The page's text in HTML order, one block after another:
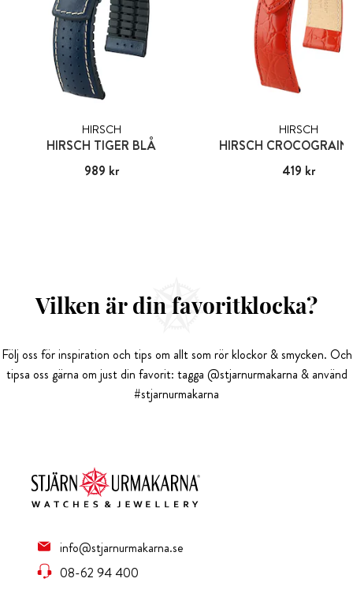
HIRSCH
HIRSCH TIGER BLÅ
Pris:989 kr
989 kr
HIRSCH
HIRSCH CROCOGRAIN
Pris:419 kr
419 kr
Vilken är din favoritklocka?
Följ oss för inspiration och tips om allt som rör klockor & smycken. Och
tipsa oss gärna om just din favorit: tagga @stjarnurmakarna & använd
#stjarnurmakarna
info@stjarnurmakarna.se
08-62 94 400